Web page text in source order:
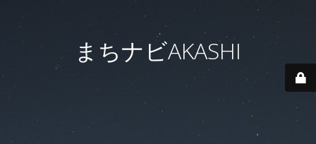
まちナビAKASHI